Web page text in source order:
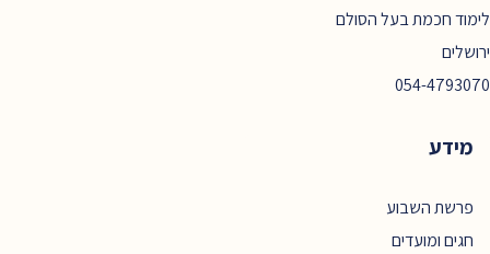
לימוד חכמת בעל הסולם
ירושלים
054-4793070
מידע
פרשת השבוע
חגים ומועדים